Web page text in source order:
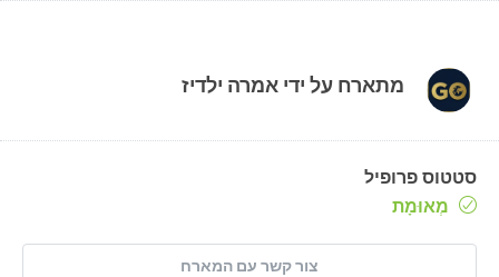
מתארח על ידי אמרה ילדיז
סטטוס פרופיל
מְאוּמָת
צור קשר עם המארח